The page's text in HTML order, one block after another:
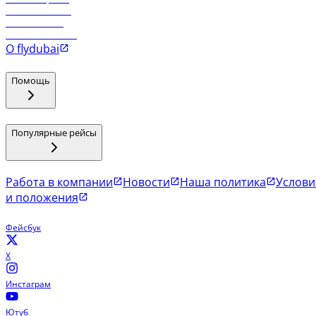
О flydubai
Помощь
Популярные рейсы
Работа в компании Новости Наша политика
и положения
Фейсбук
X
Инстаграм
Ютуб